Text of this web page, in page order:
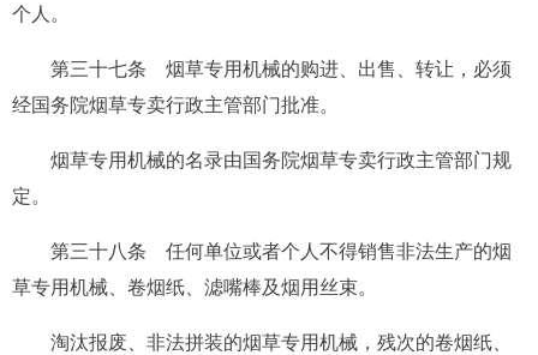
个人。
第三十七条 烟草专用机械的购进、出售、转让，必须
经国务院烟草专卖行政主管部门批准。
烟草专用机械的名录由国务院烟草专卖行政主管部门规
定。
第三十八条 任何单位或者个人不得销售非法生产的烟
草专用机械、卷烟纸、滤嘴棒及烟用丝束。
淘汰报废、非法拼装的烟草专用机械，残次的卷烟纸、